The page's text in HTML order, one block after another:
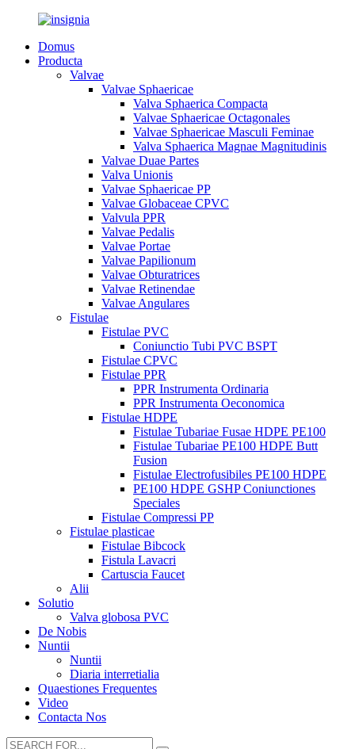
Domus
Producta
Valvae
Valvae Sphaericae
Valva Sphaerica Compacta
Valvae Sphaericae Octagonales
Valvae Sphaericae Masculi Feminae
Valva Sphaerica Magnae Magnitudinis
Valvae Duae Partes
Valva Unionis
Valvae Sphaericae PP
Valvae Globaceae CPVC
Valvula PPR
Valvae Pedalis
Valvae Portae
Valvae Papilionum
Valvae Obturatrices
Valvae Retinendae
Valvae Angulares
Fistulae
Fistulae PVC
Coniunctio Tubi PVC BSPT
Fistulae CPVC
Fistulae PPR
PPR Instrumenta Ordinaria
PPR Instrumenta Oeconomica
Fistulae HDPE
Fistulae Tubariae Fusae HDPE PE100
Fistulae Tubariae PE100 HDPE Butt
Fusion
Fistulae Electrofusibiles PE100 HDPE
PE100 HDPE GSHP Coniunctiones
Speciales
Fistulae Compressi PP
Fistulae plasticae
Fistulae Bibcock
Fistula Lavacri
Cartuscia Faucet
Alii
Solutio
Valva globosa PVC
De Nobis
Nuntii
Nuntii
Diaria interretialia
Quaestiones Frequentes
Video
Contacta Nos